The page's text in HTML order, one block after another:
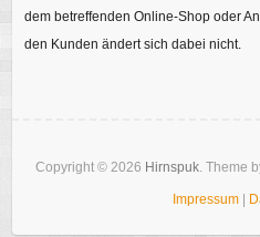
dem betreffenden Online-Shop oder
den Kunden ändert sich dabei nicht.
Copyright © 2026 Hirnspuk. Theme
Impressum|